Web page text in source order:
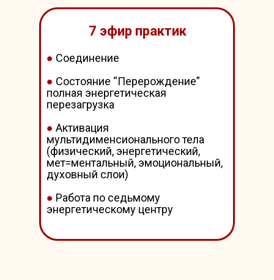
● Соединение
● Состояние “Перерождение”
полная энергетическая
перезагрузка
● Активация
мультидименсионального тела
(физический, энергетический,
мет=ментальный, эмоциональный,
духовный слои)
● Работа по седьмому
энергетическому центру
7 эфир практик